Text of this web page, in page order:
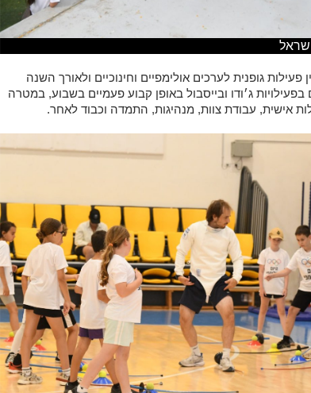
גופנית לערכים אולימפיים וחינוכיים ולאורך השנה
ג׳ודו ובייסבול באופן קבוע פעמיים בשבוע, במטרה
אישית, עבודת צוות, מנהיגות, התמדה וכבוד לאחר.